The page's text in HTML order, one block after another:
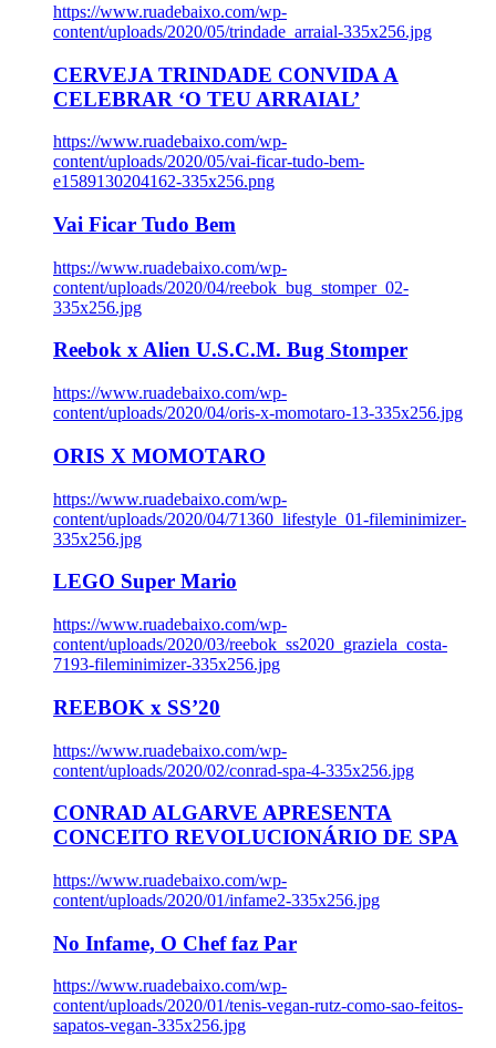
https://www.ruadebaixo.com/wp-
content/uploads/2020/05/trindade_arraial-335x256.jpg
CERVEJA TRINDADE CONVIDA A
CELEBRAR ‘O TEU ARRAIAL’
https://www.ruadebaixo.com/wp-
content/uploads/2020/05/vai-ficar-tudo-bem-
e1589130204162-335x256.png
Vai Ficar Tudo Bem
https://www.ruadebaixo.com/wp-
content/uploads/2020/04/reebok_bug_stomper_02-
335x256.jpg
Reebok x Alien U.S.C.M. Bug Stomper
https://www.ruadebaixo.com/wp-
content/uploads/2020/04/oris-x-momotaro-13-335x256.jpg
ORIS X MOMOTARO
https://www.ruadebaixo.com/wp-
content/uploads/2020/04/71360_lifestyle_01-fileminimizer-
335x256.jpg
LEGO Super Mario
https://www.ruadebaixo.com/wp-
content/uploads/2020/03/reebok_ss2020_graziela_costa-
7193-fileminimizer-335x256.jpg
REEBOK x SS’20
https://www.ruadebaixo.com/wp-
content/uploads/2020/02/conrad-spa-4-335x256.jpg
CONRAD ALGARVE APRESENTA
CONCEITO REVOLUCIONÁRIO DE SPA
https://www.ruadebaixo.com/wp-
content/uploads/2020/01/infame2-335x256.jpg
No Infame, O Chef faz Par
https://www.ruadebaixo.com/wp-
content/uploads/2020/01/tenis-vegan-rutz-como-sao-feitos-
sapatos-vegan-335x256.jpg